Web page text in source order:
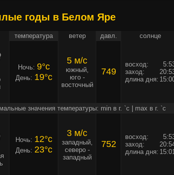
годы в Белом Яре
температура ветер давл. солнце
Ночь: 9°c
День: 19°c
5 м/c
южный,
юго -
восточный
749
восход:
заход:
длина дня:
значения температуры: min в г. `c | max в г. `c
Ночь: 12°c
День: 23°c
3 м/c
западный,
северо -
западный
752
восход:
заход:
длина дня: